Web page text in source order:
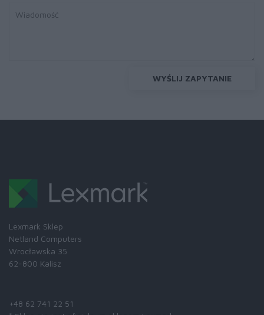
WYŚLIJ ZAPYTANIE
Lexmark Sklep
Netland Computers
Wrocławska 35
62-800 Kalisz
+48 62 741 22 51